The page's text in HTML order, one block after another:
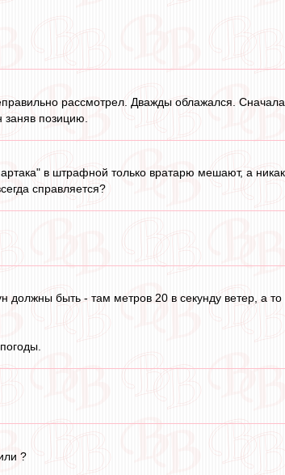
рассмотрел. Дважды облажался.
позицию.
в штрафной только вратарю мешают, а
справляется?
должны быть - там метров 20 в секунду ветер, а
?